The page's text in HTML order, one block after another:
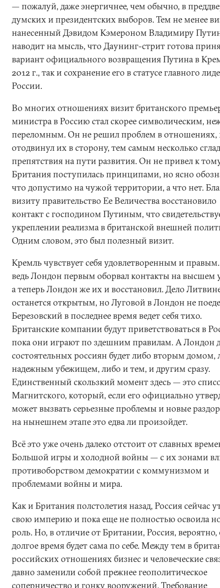
— пожалуй, даже энергичнее, чем обычно, в
думских и президентских выборов. Тем не менее
нанесенный Дэвидом Кэмероном Владимиру
наводит на мысль, что Даунинг-стрит готова
вариант официального возвращения Путина в
2012 г., так и сохранение его в статусе главного
России.
Во многих отношениях визит британского
министра в Россию стал скорее символическим,
переломным. Он не решил проблем в отношениях,
отодвинул их в сторону, тем самым несколько
препятствия на пути развития. Он не привел к
Британия поступилась принципами, но ясно
что допустимо на чужой территории, а что нет.
визиту правительство Ее Величества восстановило
контакт с господином Путиным, что
укреплении реализма в британской внешней
Одним словом, это был полезный визит.
Кремль чувствует себя удовлетворенным и
ведь Лондон первым оборвал контакты на высшем
а теперь Лондон же их и восстановил. Дело
останется открытым, но Луговой в Лондон не
Березовский в последнее время ведет себя тихо.
Британские компании будут приветствоваться в
пока они играют по здешним правилам. А Лондон
состоятельных россиян будет либо вторым домом,
надежным убежищем, либо и тем, и другим сразу.
Единственный скользкий момент здесь — это
Магнитского, который, если его официально
может вызвать серьезные проблемы и новые
на нынешнем этапе это едва ли произойдет.
Всё это уже очень далеко отстоит от славных
Большой игры и холодной войны — с их зонами
противоборством демократии с коммунизмом и
проблемами войны и мира.
Как и Британия полстолетия назад, Россия сейчас
свою империю и пока еще не полностью освоила
роль. Но, в отличие от Британии, Россия,
долгое время будет сама по себе. Между тем в
российских отношениях бизнес и человеческие
давно заменили собой прежнее геополитическое
соперничество и гонку вооружений. Требование